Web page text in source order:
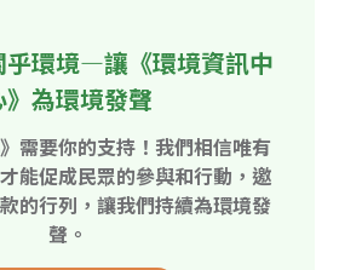
乎環境—讓《環境資訊中
》為環境發聲
需要你的支持！我們相信唯有
能促成民眾的參與和行動，邀
的行列，讓我們持續為環境發
聲。